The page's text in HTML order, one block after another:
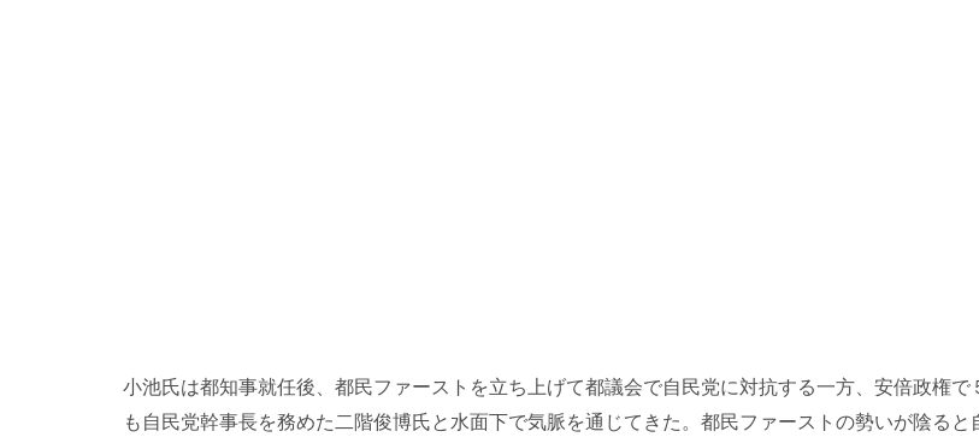
小池氏は都知事就任後、都民ファーストを立ち上げて都議会で自民党に対抗する一方、安倍政権で
も自民党幹事長を務めた二階俊博氏と水面下で気脈を通じてきた。都民ファーストの勢いが陰ると